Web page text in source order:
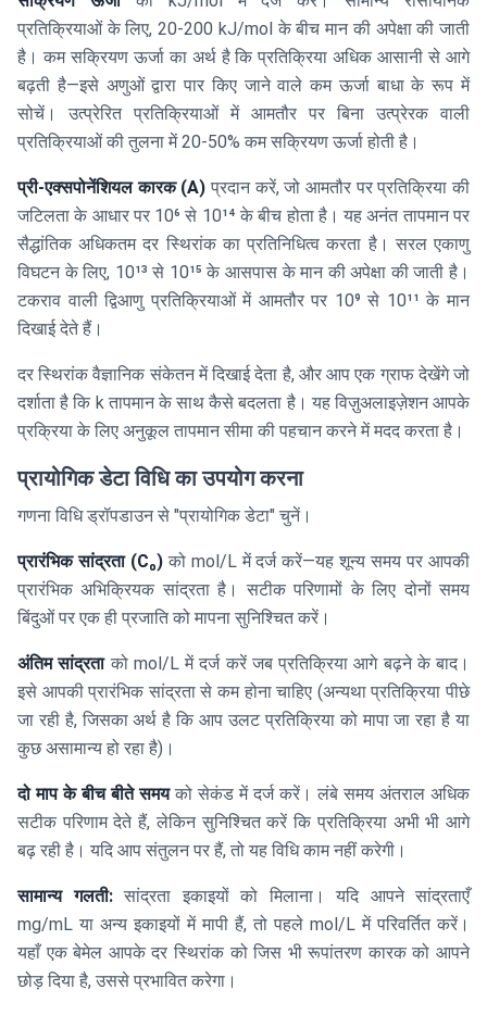
प्रतिक्रियाओं के लिए, 20-200 kJ/mol के बीच मान की अपेक्षा की जाती
है। कम सक्रियण ऊर्जा का अर्थ है कि प्रतिक्रिया अधिक आसानी से आगे
बढ़ती है—इसे अणुओं द्वारा पार किए जाने वाले कम ऊर्जा बाधा के रूप में
सोचें। उत्प्रेरित प्रतिक्रियाओं में आमतौर पर बिना उत्प्रेरक वाली
प्रतिक्रियाओं की तुलना में 20-50% कम सक्रियण ऊर्जा होती है।
प्री-एक्सपोनेंशियल कारक (A) प्रदान करें, जो आमतौर पर प्रतिक्रिया की
जटिलता के आधार पर 10⁶ से 10¹⁴ के बीच होता है। यह अनंत तापमान पर
सैद्धांतिक अधिकतम दर स्थिरांक का प्रतिनिधित्व करता है। सरल एकाणु
विघटन के लिए, 10¹³ से 10¹⁵ के आसपास के मान की अपेक्षा की जाती है।
टकराव वाली द्विआणु प्रतिक्रियाओं में आमतौर पर 10⁹ से 10¹¹ के मान
दिखाई देते हैं।
दर स्थिरांक वैज्ञानिक संकेतन में दिखाई देता है, और आप एक ग्राफ देखेंगे जो
दर्शाता है कि k तापमान के साथ कैसे बदलता है। यह विज़ुअलाइज़ेशन आपके
प्रक्रिया के लिए अनुकूल तापमान सीमा की पहचान करने में मदद करता है।
प्रायोगिक डेटा विधि का उपयोग करना
गणना विधि ड्रॉपडाउन से "प्रायोगिक डेटा" चुनें।
प्रारंभिक सांद्रता (C₀)को mol/L में दर्ज करें—यह शून्य समय पर आपकी
प्रारंभिक अभिक्रियक सांद्रता है। सटीक परिणामों के लिए दोनों समय
बिंदुओं पर एक ही प्रजाति को मापना सुनिश्चित करें।
अंतिम सांद्रताको mol/L में दर्ज करें जब प्रतिक्रिया आगे बढ़ने के बाद।
इसे आपकी प्रारंभिक सांद्रता से कम होना चाहिए (अन्यथा प्रतिक्रिया पीछे
जा रही है, जिसका अर्थ है कि आप उलट प्रतिक्रिया को मापा जा रहा है या
कुछ असामान्य हो रहा है)।
दो माप के बीच बीते समयको सेकंड में दर्ज करें। लंबे समय अंतराल अधिक
सटीक परिणाम देते हैं, लेकिन सुनिश्चित करें कि प्रतिक्रिया अभी भी आगे
बढ़ रही है। यदि आप संतुलन पर हैं, तो यह विधि काम नहीं करेगी।
सामान्य गलती:सांद्रता इकाइयों को मिलाना। यदि आपने सांद्रताएँ
mg/mL या अन्य इकाइयों में मापी हैं, तो पहले mol/L में परिवर्तित करें।
यहाँ एक बेमेल आपके दर स्थिरांक को जिस भी रूपांतरण कारक को आपने
छोड़ दिया है, उससे प्रभावित करेगा।